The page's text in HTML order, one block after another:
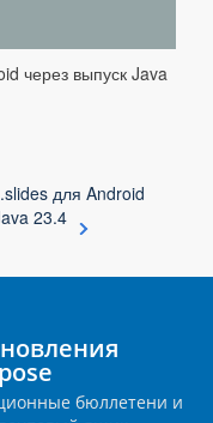
через выпуск Java
для Android
23.4
бюллетени и